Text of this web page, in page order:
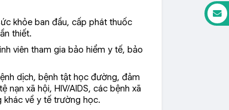
khỏe ban đầu, cấp phát thuốc
thiết.
viên tham gia bảo hiểm y tế, bảo
dịch, bệnh tật học đường, đảm
xã hội, HIV/AIDS, các bệnh xã
khác về y tế trường học.